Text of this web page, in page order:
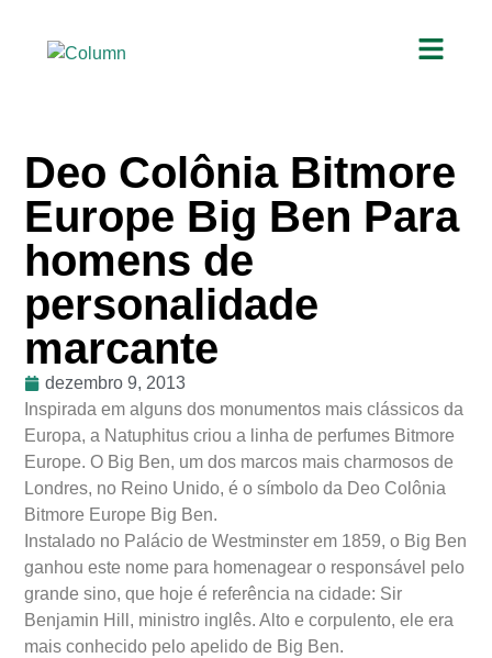
Deo Colônia Bitmore
Europe Big Ben Para
homens de
personalidade
marcante
dezembro 9, 2013
Inspirada em alguns dos monumentos mais clássicos da
Europa, a Natuphitus criou a linha de perfumes Bitmore
Europe. O Big Ben, um dos marcos mais charmosos de
Londres, no Reino Unido, é o símbolo da Deo Colônia
Bitmore Europe Big Ben.
Instalado no Palácio de Westminster em 1859, o Big Ben
ganhou este nome para homenagear o responsável pelo
grande sino, que hoje é referência na cidade: Sir
Benjamin Hill, ministro inglês. Alto e corpulento, ele era
mais conhecido pelo apelido de Big Ben.